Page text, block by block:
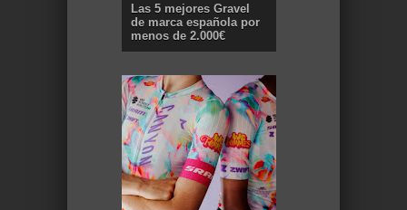
Las 5 mejores Gravel
de marca española por
menos de 2.000€